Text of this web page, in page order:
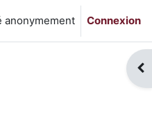
anonymement Connexion